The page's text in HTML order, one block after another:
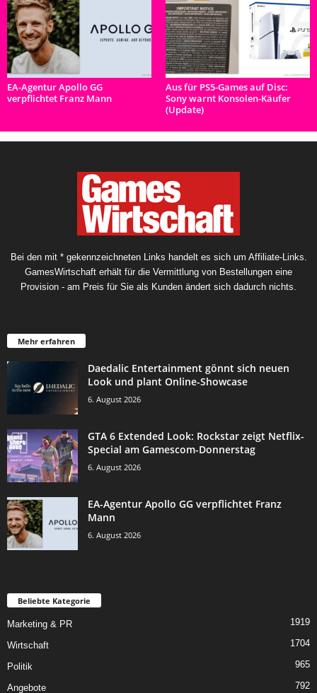
EA-Agentur Apollo GG
verpflichtet Franz Mann
Aus für PS5-Games auf Disc:
Sony warnt Konsolen-Käufer
(Update)
Bei den mit * gekennzeichneten Links handelt es sich um Affiliate-Links.
GamesWirtschaft erhält für die Vermittlung von Bestellungen eine
Provision - am Preis für Sie als Kunden ändert sich dadurch nichts.
Mehr erfahren
Daedalic Entertainment gönnt sich neuen
Look und plant Online-Showcase
6. August 2026
GTA 6 Extended Look: Rockstar zeigt Netflix-
Special am Gamescom-Donnerstag
6. August 2026
EA-Agentur Apollo GG verpflichtet Franz
Mann
6. August 2026
Beliebte Kategorie
Marketing & PR 1919
Wirtschaft 1704
Politik 965
Angebote 792